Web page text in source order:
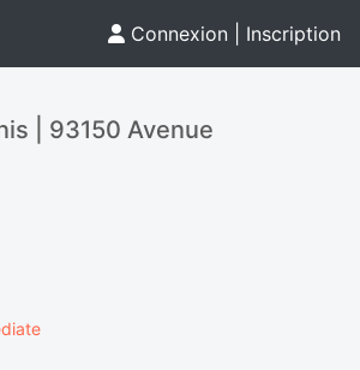
Connexion Inscription
| 93150 Avenue